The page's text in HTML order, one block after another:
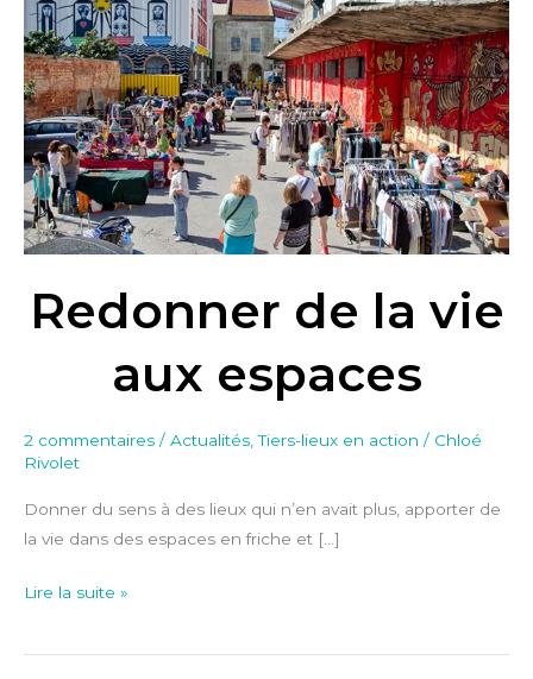
Redonner de la vie
aux espaces
2 commentaires / Actualités,Tiers-lieux en action / Chloé
Rivolet
Donner du sens à des lieux qui n’en avait plus, apporter de
la vie dans des espaces en friche et […]
la
vie
aux
espaces
Lire la suite »